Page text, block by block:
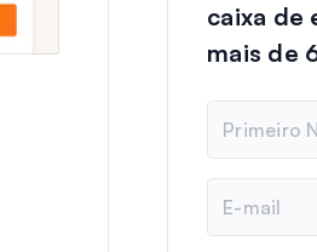
caixa de
mais de
m
e
m